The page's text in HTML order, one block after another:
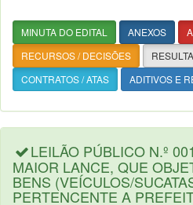
MINUTA DO EDITAL ANEXOS
RECURSOS / DECISÕES
CONTRATOS / ATAS
ADITIVOS E
LEILÃO PÚBLICO N.º
MAIOR LANCE, QUE
BENS (VEÍCULOS/
PERTENCENTE A